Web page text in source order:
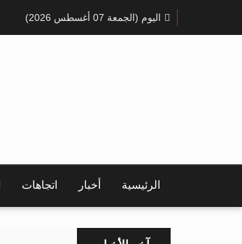
اليوم (الجمعة 07 أغسطس 2026)
الرئيسية أخبار اتجاهات